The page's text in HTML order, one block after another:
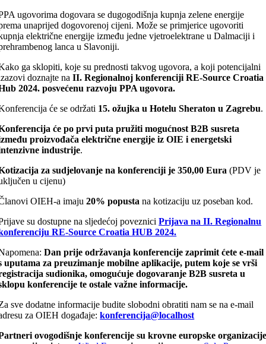
ugovorima dogovara se dugogodišnja kupnja zelene energije
unaprijed dogovorenoj cijeni. Može se primjerice ugovoriti
električne energije između jedne vjetroelektrane u Dalmaciji i
lanca u Slavoniji.
ga sklopiti, koje su prednosti takvog ugovora, a koji potencijalni
doznajte naII. Regionalnoj konferenciji RE-Source Croatia
2024. posvećenu razvoju PPA ugovora.
će se održati 15. ožujka u Hotelu Sheraton u Zagrebu.
će po prvi puta pružiti mogućnost B2B susreta
proizvođača električne energije iz OIE i energetski
industrije.
za sudjelovanje na konferenciji je 350,00 Eura (PDV je
u cijenu)
OIEH-a imaju20% popusta na kotizaciju uz poseban kod.
su dostupne na sljedećoj povezniciPrijava na II. Regionalnu
RE-Source Croatia HUB 2024.
Dan prije održavanja konferencije zaprimit ćete e-mail
uputama za preuzimanje mobilne aplikacije, putem koje se vrši
sudionika, omogućuje dogovaranje B2B susreta u
konferencije te ostale važne informacije.
sve dodatne informacije budite slobodni obratiti nam se na e-mail
za OIEH događaje:konferencija@localhost
ovogodišnje konferencije su krovne europske